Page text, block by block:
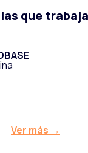
que
Ver más →